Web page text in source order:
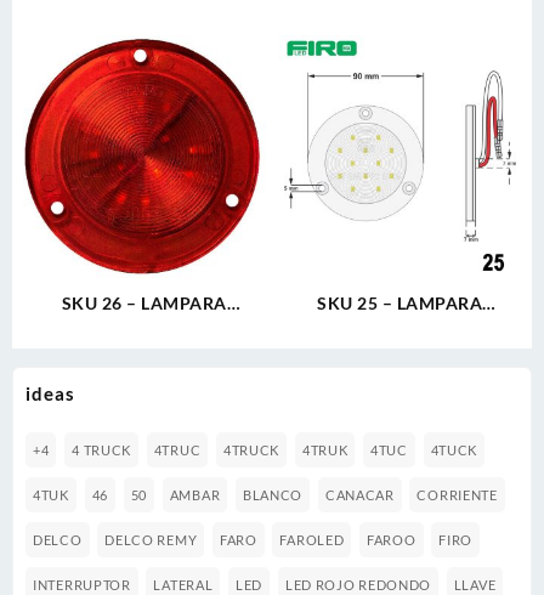
ideas
+4 4 TRUCK 4TRUC 4TRUCK 4TRUK 4TUC 4TUCK
4TUK 46 50 AMBAR BLANCO CANACAR CORRIENTE
DELCO DELCO REMY FARO FAROLED FAROO FIRO
INTERRUPTOR LATERAL LED LED ROJO REDONDO LLAVE
12V 1W 6 LED ROJO ULTRA
PLANA
ÁMBAR ALTA/BAJA ULTRA
SKU 26 – LAMPARA
SKU 25 – LAMPARA